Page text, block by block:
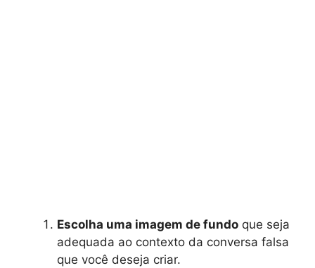
Escolha uma imagem de fundo que seja
adequada ao contexto da conversa falsa
que você deseja criar.